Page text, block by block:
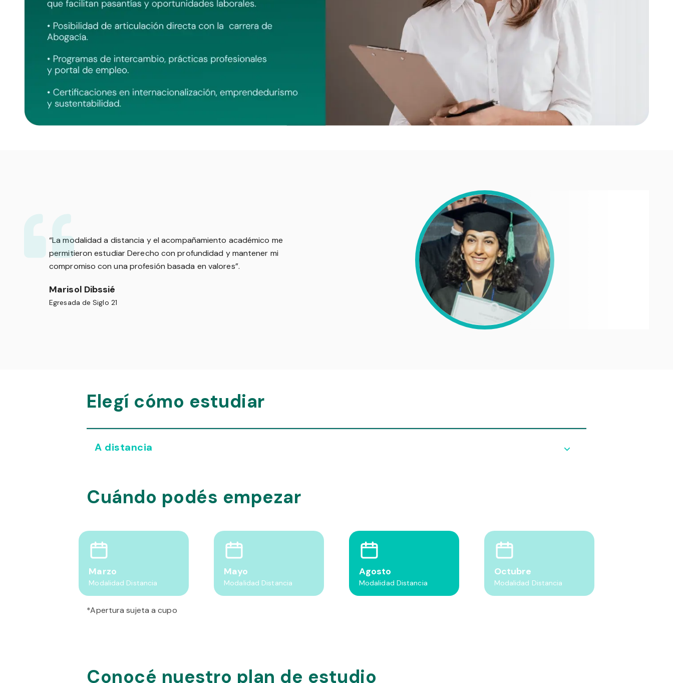
“La modalidad a distancia y el acompañamiento académico me
permitieron estudiar Derecho con profundidad y mantener mi
compromiso con una profesión basada en valores”.
Marisol Dibssié
Egresada de Siglo 21
Elegí cómo estudiar
A distancia
Cuándo podés empezar
Marzo
Modalidad Distancia
Mayo
Modalidad Distancia
Agosto
Modalidad Distancia
Octubre
Modalidad Distancia
*Apertura sujeta a cupo
Conocé nuestro plan de estudio